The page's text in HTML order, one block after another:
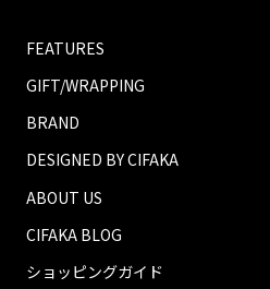
FEATURES
GIFT/WRAPPING
BRAND
DESIGNED BY CIFAKA
ABOUT US
CIFAKA BLOG
ショッピングガイド